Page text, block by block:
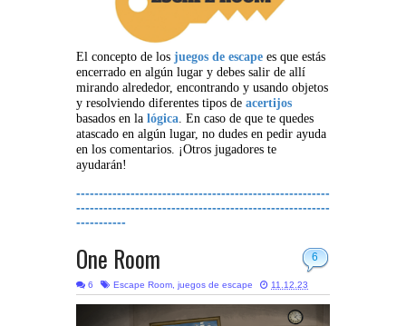
El concepto de los juegos de escape es que estás
encerrado en algún lugar y debes salir de allí
mirando alrededor, encontrando y usando objetos
y resolviendo diferentes tipos de acertijos
basados en la lógica. En caso de que te quedes
atascado en algún lugar, no dudes en pedir ayuda
en los comentarios. ¡Otros jugadores te
ayudarán!
--------------------------------------------------------
--------------------------------------------------------
-----------
6
One Room
6 Escape Room, juegos de escape 11.12.23